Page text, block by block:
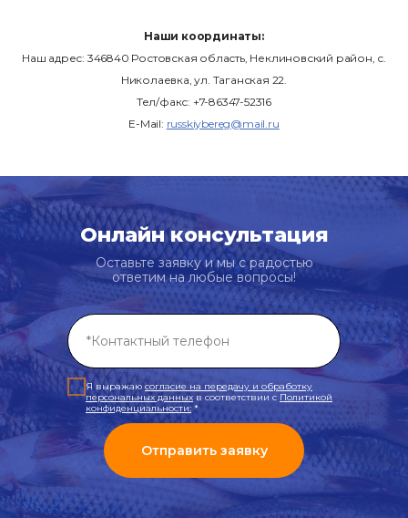
Наши координаты:
Наш адрес: 346840 Ростовская область, Неклиновский район, с.
Николаевка, ул. Таганская 22.
Тел/факс: +7-86347-52316
E-Mail: russkiybereg@mail.ru
Оставьте заявку и мы с радостью
ответим на любые вопросы!
Онлайн консультация
Я выражаю согласие на передачу и обработку
персональных данных в соответствии с Политикой
конфиденциальности: *
Отправить заявку